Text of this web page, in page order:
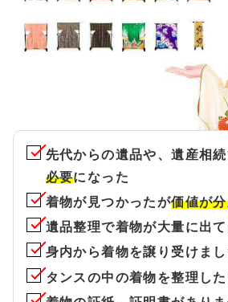
先代からの遺品や、遺産相
必要になった
着物が見つかったが価値が
遺品整理で着物が大量に出て
身内から着物を譲り受けま
タンスの中の着物を整理し